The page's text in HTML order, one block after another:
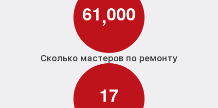
61,000
Сколько мастеров по ремонту
17